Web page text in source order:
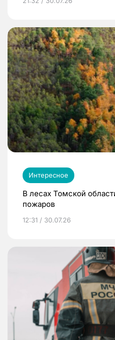
Интересное
В лесах Томской
пожаров
12:31 / 30.07.26